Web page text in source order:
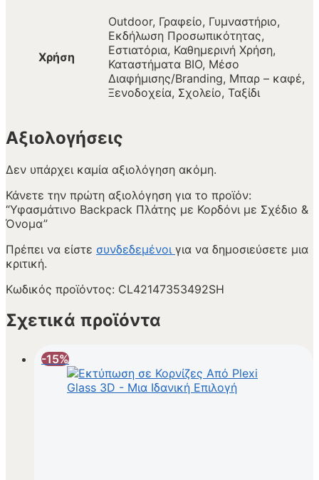
Χρήση
Outdoor, Γραφείο, Γυμναστήριο,
Εκδήλωση Προσωπικότητας,
Εστιατόρια, Καθημερινή Χρήση,
Καταστήματα BIO, Μέσο
Διαφήμισης/Branding, Μπαρ – καφέ,
Ξενοδοχεία, Σχολείο, Ταξίδι
Αξιολογήσεις
Δεν υπάρχει καμία αξιολόγηση ακόμη.
Κάνετε την πρώτη αξιολόγηση για το προϊόν:
“Υφασμάτινο Backpack Πλάτης με Κορδόνι με Σχέδιο &
Όνομα”
Πρέπει να είστε συνδεδεμένοι για να δημοσιεύσετε μια
κριτική.
Κωδικός προϊόντος: CL42147353492SH
Σχετικά προϊόντα
-15%